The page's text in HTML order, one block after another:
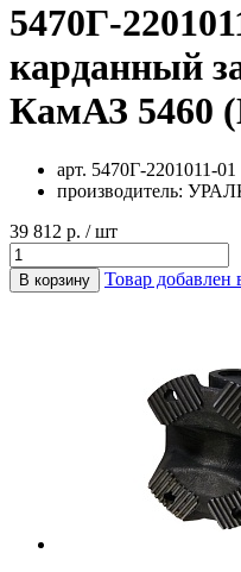
5470Г-
карданный
КамАЗ 5460
арт. 5470Г-2201011-01
производитель:
39 812 р. / шт
В корзину Товар добавлен